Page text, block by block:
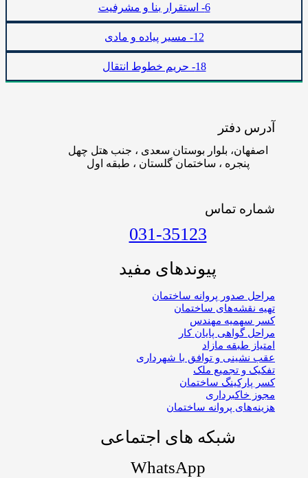
6- استقرار بنا و مشرفیت
12- مسیر پیاده و مادی
18- حریم خطوط انتقال
آدرس دفتر
اصفهان، بلوار بوستان سعدی ، جنب هتل چهل
پنجره ، ساختمان گلستان ، طبقه اول
شماره تماس
031-35123
پیوندهای مفید
مراحل صدور پروانه ساختمان
تهیه نقشه‌های ساختمان
کسر سهمیه مهندس
مراحل گواهی پایان کار
امتیاز طبقه مازاد
عقب نشینی و توافق با شهرداری
تفکیک و تجمیع ملک
کسر پارکینگ ساختمان
مجوز خاکبرداری
هزینه‌های پروانه ساختمان
شبکه های اجتماعی
WhatsApp